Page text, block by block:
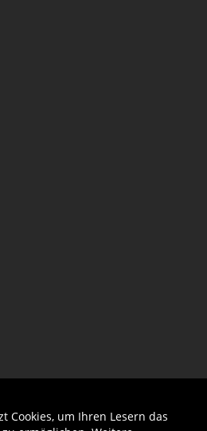
Cookies, um Ihren Lesern das
Auftrag widerrufen